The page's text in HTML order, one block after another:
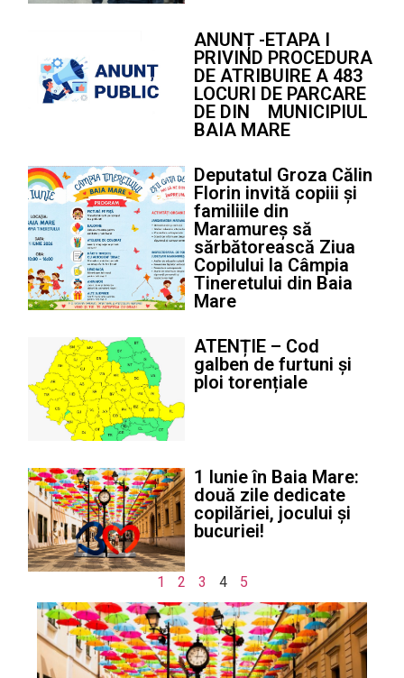
ANUNȚ -ETAPA I
PRIVIND PROCEDURA
DE ATRIBUIRE A 483
LOCURI DE PARCARE
DE DIN MUNICIPIUL
BAIA MARE
Deputatul Groza Călin
Florin invită copiii și
familiile din
Maramureș să
sărbătorească Ziua
Copilului la Câmpia
Tineretului din Baia
Mare
ATENȚIE – Cod
galben de furtuni și
ploi torențiale
1 Iunie în Baia Mare:
două zile dedicate
copilăriei, jocului și
bucuriei!
1 2 3 4 5